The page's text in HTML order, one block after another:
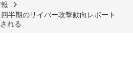
半期のサイバー攻撃動向レポート
れる